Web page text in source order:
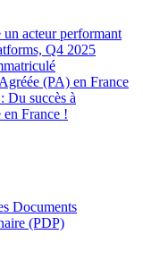
acteur performant
Q4 2025
(PA) en France
Du succès à
en France !
Documents
(PDP)